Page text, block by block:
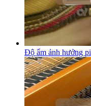
Độ ẩm ảnh hưởng